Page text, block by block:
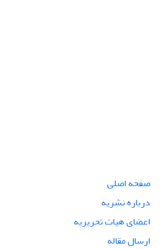
صفحه اصلی
درباره نشریه
اعضای هیات تحریریه
ارسال مقاله